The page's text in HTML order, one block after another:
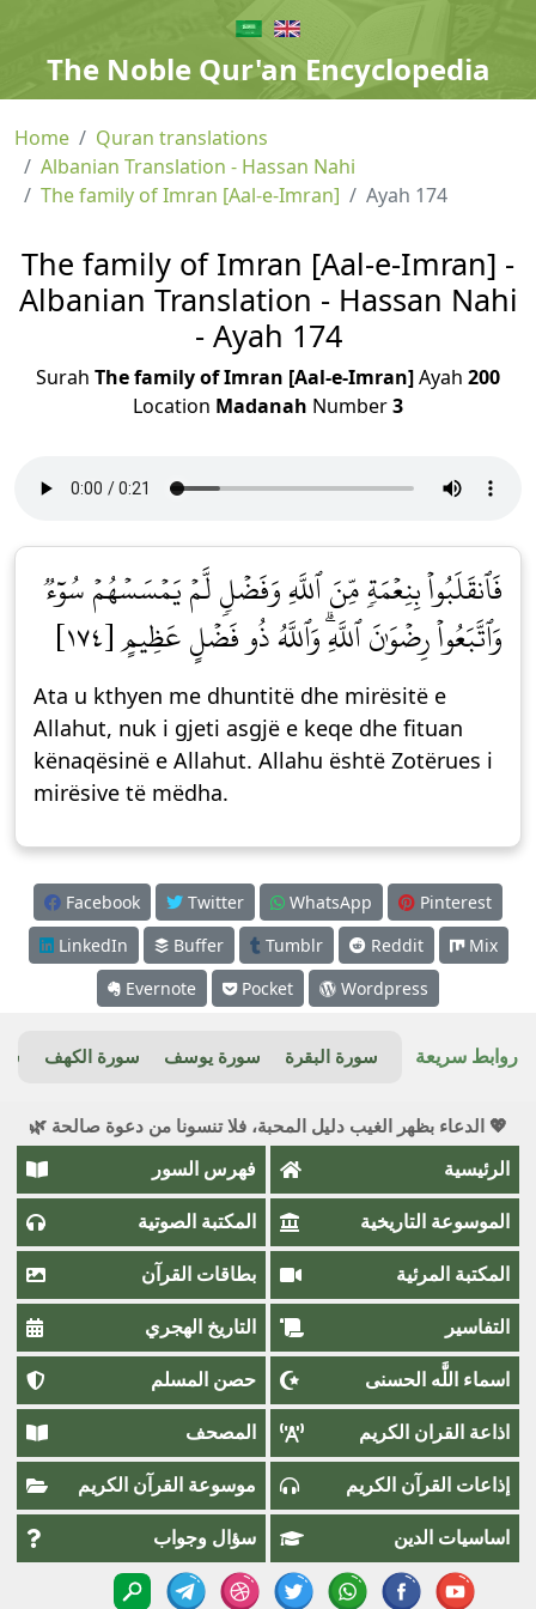
The Noble Qur'an Encyclopedia
Home
Quran translations
Albanian Translation - Hassan Nahi
The family of Imran [Aal-e-Imran]
Ayah 174
The family of Imran [Aal-e-Imran] -
Albanian Translation - Hassan Nahi
- Ayah 174
Surah The family of Imran [Aal-e-Imran]Ayah 200
Location Madanah Number3
فَٱنقَلَبُواْ بِنِعۡمَةٖ مِّنَ ٱللَّهِ وَفَضۡلٖ لَّمۡ يَمۡسَسۡهُمۡ سُوٓءٞ
وَٱتَّبَعُواْ رِضۡوَٰنَ ٱللَّهِۗ وَٱللَّهُ ذُو فَضۡلٍ عَظِيمٍ [١٧٤]
Ata u kthyen me dhuntitë dhe mirësitë e
Allahut, nuk i gjeti asgjë e keqe dhe fituan
kënaqësinë e Allahut. Allahu është Zotërues i
mirësive të mëdha.
Facebook Twitter WhatsApp
Pinterest
LinkedIn
Buffer Tumblr Reddit
Mix
Evernote
Pocket Wordpress
روابط سريعة سورة البقرة سورة يوسف سورة الكهف
💖 الدعاء بظهر الغيب دليل المحبة، فلا تنسونا من دعوة صالحة 🌿
الرئيسية فهرس السور
الموسوعة التاريخية المكتبة الصوتية
المكتبة المرئية بطاقات القرآن
التفاسير التاريخ الهجري
اسماء اللَّٰه الحسنى حصن المسلم
اذاعة القران الكريم المصحف
إذاعات القرآن الكريم موسوعة القرآن الكريم
اساسيات الدين سؤال وجواب